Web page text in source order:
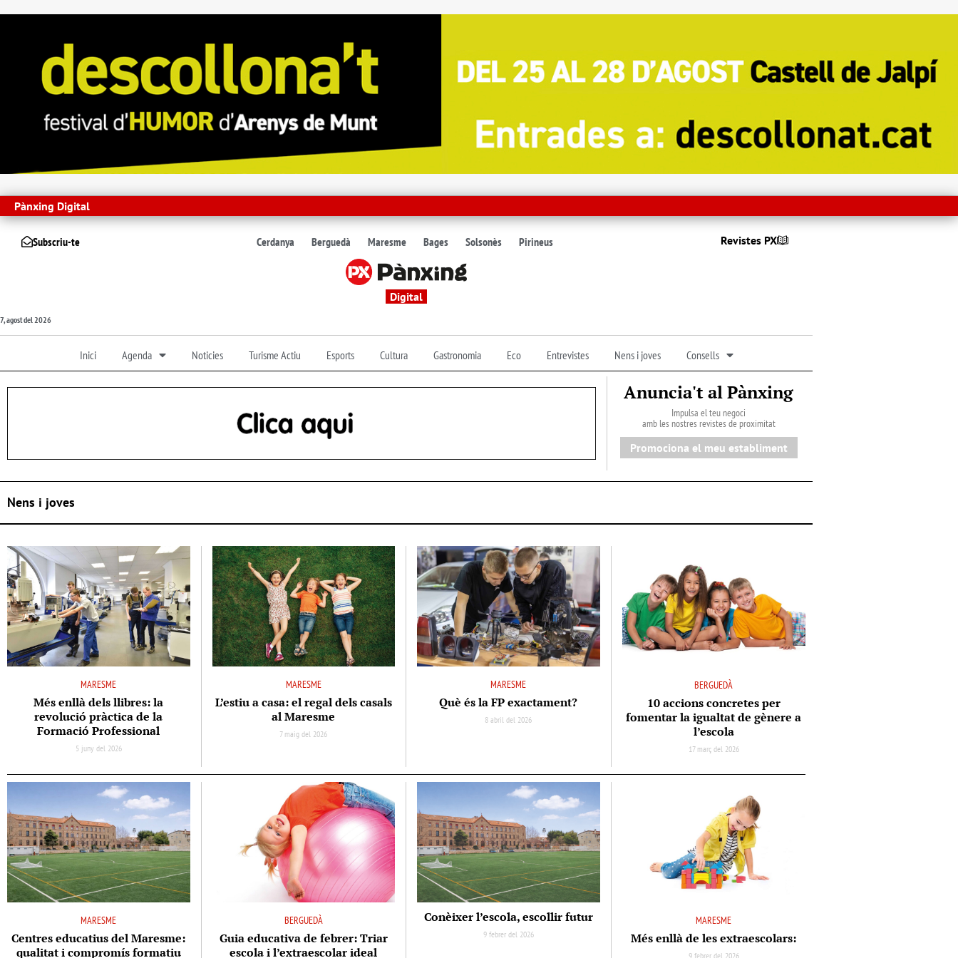
Pànxing Digital
Subscriu-te Cerdanya Berguedà Maresme Bages Solsonès Pirineus Revistes PX
Digital
7, agost del 2026
Inici Agenda Noticies Turisme Actiu Esports Cultura Gastronomia Eco Entrevistes Nens i joves Consells
Anuncia't al Pànxing
Impulsa el teu negoci
amb les nostres revistes de proximitat
Promociona el meu establiment
Nens i joves
MARESME
Més enllà dels llibres: la
revolució pràctica de la
Formació Professional
5 juny del 2026
MARESME
L’estiu a casa: el regal dels casals
al Maresme
7 maig del 2026
MARESME
Què és la FP exactament?
8 abril del 2026
BERGUEDÀ
10 accions concretes per
fomentar la igualtat de gènere a
l’escola
17 març del 2026
MARESME
Centres educatius del Maresme:
qualitat i compromís formatiu
BERGUEDÀ
Guia educativa de febrer: Triar
escola i l’extraescolar ideal
Conèixer l’escola, escollir futur
9 febrer del 2026
MARESME
Més enllà de les extraescolars:
9 febrer del 2026